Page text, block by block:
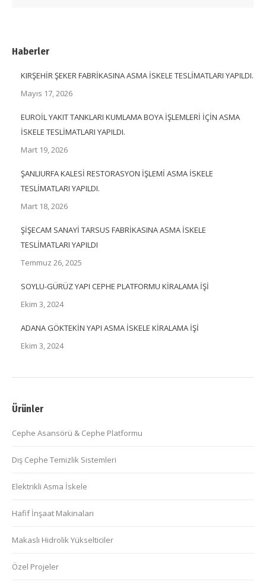
Haberler
KIRŞEHİR ŞEKER FABRİKASINA ASMA İSKELE TESLİMATLARI YAPILDI.
Mayıs 17, 2026
EUROİL YAKIT TANKLARI KUMLAMA BOYA İŞLEMLERİ İÇİN ASMA
İSKELE TESLİMATLARI YAPILDI.
Mart 19, 2026
ŞANLIURFA KALESİ RESTORASYON İŞLEMİ ASMA İSKELE
TESLİMATLARI YAPILDI.
Mart 18, 2026
ŞİŞECAM SANAYİ TARSUS FABRİKASINA ASMA İSKELE
TESLİMATLARI YAPILDI
Temmuz 26, 2025
SOYLU-GÜRÜZ YAPI CEPHE PLATFORMU KİRALAMA İŞİ
Ekim 3, 2024
ADANA GÖKTEKİN YAPI ASMA İSKELE KİRALAMA İŞİ
Ekim 3, 2024
Ürünler
Cephe Asansörü & Cephe Platformu
Dış Cephe Temizlik Sistemleri
Elektrikli Asma İskele
Hafif İnşaat Makinaları
Makaslı Hidrolik Yükselticiler
Özel Projeler